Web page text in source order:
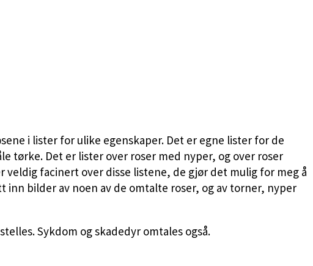
i lister for ulike egenskaper. Det er egne lister for de
tørke. Det er lister over roser med nyper, og over roser
facinert over disse listene, de gjør det mulig for meg å
inn bilder av noen av de omtalte roser, og av torner, nyper
Sykdom og skadedyr omtales også.